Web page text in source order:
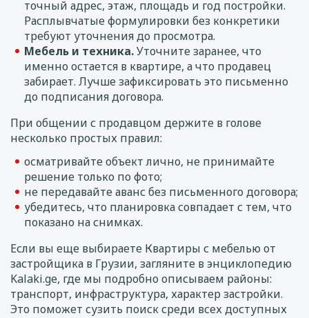
точный адрес, этаж, площадь и год постройки.
Расплывчатые формулировки без конкретики
требуют уточнения до просмотра.
Мебель и техника.Уточните заранее, что
именно остается в квартире, а что продавец
забирает. Лучше зафиксировать это письменно
до подписания договора.
При общении с продавцом держите в голове
несколько простых правил:
осматривайте объект лично, не принимайте
решение только по фото;
не передавайте аванс без письменного договора;
убедитесь, что планировка совпадает с тем, что
показано на снимках.
Если вы еще выбираете Квартиры с мебелью от
застройщика в Грузии, загляните в энциклопедию
Kalaki.ge, где мы подробно описываем районы:
транспорт, инфраструктура, характер застройки.
Это поможет сузить поиск среди всех доступных